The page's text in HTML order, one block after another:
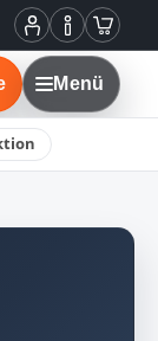
Mein
Konto
Informationen
Menü